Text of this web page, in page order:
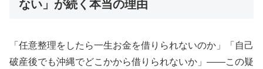
ない」が続く本当の理由
「任意整理をしたら一生お金を借りられないのか」「自己
破産後でも沖縄でどこかから借りられないか」——この疑